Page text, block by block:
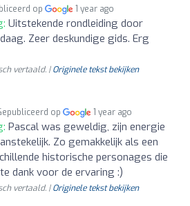
op 1 year ago
Uitstekende rondleiding door
Zeer deskundige gids. Erg
vertaald. |Originele tekst bekijken
op 1 year ago
Pascal was geweldig, zijn energie
Zo gemakkelijk als een
historische personages die
dank voor de ervaring :)
vertaald. |Originele tekst bekijken